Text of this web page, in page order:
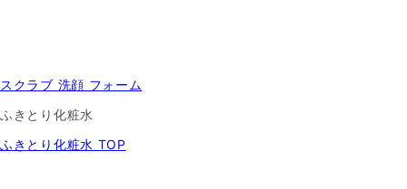
スクラブ 洗顔 フォーム
ふきとり化粧水
ふきとり化粧水 TOP